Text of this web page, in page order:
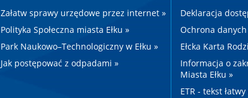
Załatw sprawy urzędowe przez internet »
Polityka Społeczna miasta Ełku »
Park Naukowo–Technologiczny w Ełku »
Jak postępować z odpadami »
Deklaracja
Ochrona
Ełcka Karta
Informacja o
Miasta Ełku »
ETR - tekst